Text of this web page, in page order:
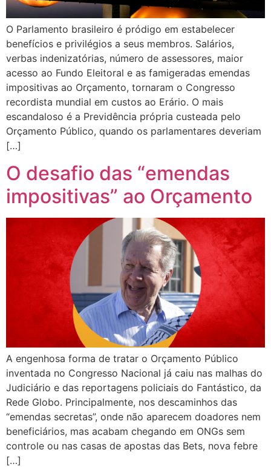
O Parlamento brasileiro é pródigo em estabelecer
benefícios e privilégios a seus membros. Salários,
verbas indenizatórias, número de assessores, maior
acesso ao Fundo Eleitoral e as famigeradas emendas
impositivas ao Orçamento, tornaram o Congresso
recordista mundial em custos ao Erário. O mais
escandaloso é a Previdência própria custeada pelo
Orçamento Público, quando os parlamentares deveriam
[…]
O desafio das “emendas
impositivas” ao Orçamento
A engenhosa forma de tratar o Orçamento Público
inventada no Congresso Nacional já caiu nas malhas do
Judiciário e das reportagens policiais do Fantástico, da
Rede Globo. Principalmente, nos descaminhos das
“emendas secretas”, onde não aparecem doadores nem
beneficiários, mas acabam chegando em ONGs sem
controle ou nas casas de apostas das Bets, nova febre
[…]